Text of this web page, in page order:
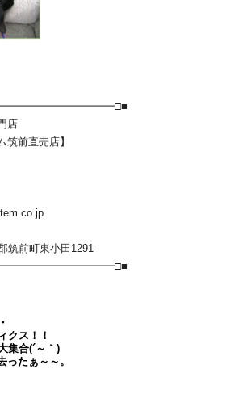
店
筑前直売店】
前町東小田1291
クス！！
集合(´～｀)
ったぁ～～。